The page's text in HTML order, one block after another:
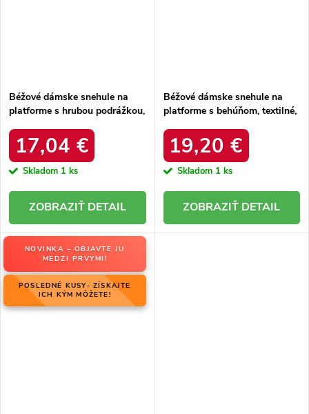
Béžové dámske snehule na
platforme s hrubou podrážkou,
925 KHAKI
17,04 €
Skladom 1 ks
DETAIL
Béžové dámske snehule na
platforme s behúňom, textilné,
19,20 €
Skladom 1 ks
DETAIL
NOVINKA – OBJAVTE JU
MEDZI PRVÝMI!
POSLEDNÉ KUSY- ZÍSKAJTE
ICH KÝM MÔŽETE!